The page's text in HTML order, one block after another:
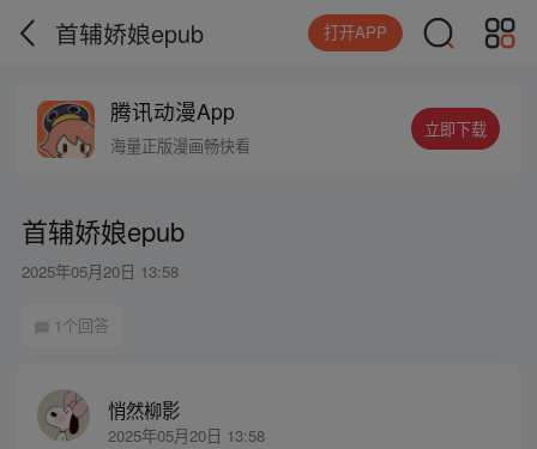
首辅娇娘epub 打开APP
腾讯动漫App
海量正版漫画畅快看
立即下载
首辅娇娘epub
2025年05月20日 13:58
1个回答
悄然柳影
2025年05月20日 13:58